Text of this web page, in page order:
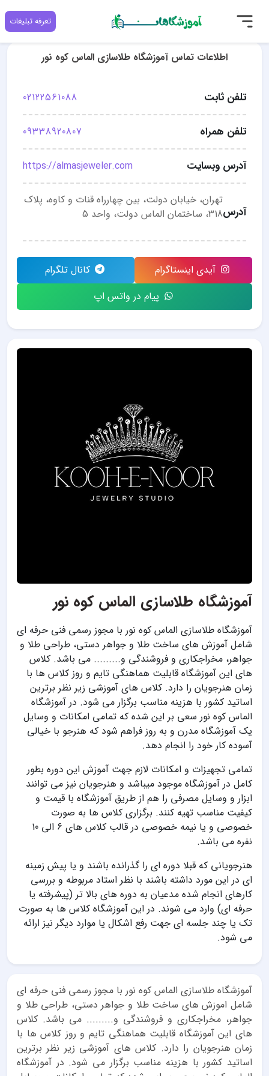
تعرفه تبلیغات
آموزشگاه طلاسازی الماس کوه نور
آموزشگاه طلاسازی الماس کوه نور با مجوز رسمی فنی حرفه ای
شامل آموزش های ساخت طلا و جواهر دستی، طراحی طلا و
جواهر، مخراجکاری و فروشندگی و......... می باشد. کلاس
های این آموزشگاه قابلیت هماهنگی تایم و روز کلاس ها با
زمان هنرجویان را دارد. کلاس های آموزشی زیر نظر برترین
اساتید کشور با هزینه مناسب برگزار می شود. در آموزشگاه
الماس کوه نور سعی بر این شده که تمامی امکانات و وسایل
یک آموزشگاه مدرن و به روز فراهم شود که هنرجو با خیالی
آسوده کار خود را انجام دهد.
تمامی تجهیزات و امکانات لازم جهت آموزش این دوره بطور
کامل در آموزشگاه موجود میباشد و هنرجویان نیز می توانند
ابزار و وسایل مصرفی را هم از طریق آموزشگاه با قیمت و
کیفیت مناسب تهیه کنند. برگزاری کلاس ها به صورت
نفره می باشد.
هنرجویانی که قبلا دوره ای را گذرانده باشند و یا پیش زمینه
ای در این مورد داشته باشند با نظر استاد مربوطه و بررسی
کارهای انجام شده مدعیان به دوره های بالا تر (پیشرفته یا
حرفه ای) وارد می شوند. در این آموزشگاه کلاس ها به صورت
تک یا چند جلسه ای جهت رفع اشکال یا موارد دیگر نیز ارائه
می شود.
آموزشگاه طلاسازی الماس کوه نور با مجوز رسمی فنی حرفه ای
شامل اموزش های ساخت طلا و جواهر دستی، طراحی طلا و
جواهر، مخراجکاری و فروشندگی و......... می باشد. کلاس
های این آموزشگاه قابلیت هماهنگی تایم و روز کلاس ها با
زمان هنرجویان را دارد. کلاس های آموزشی زیر نظر برترین
اساتید کشور با هزینه مناسب برگزار می شود. در آموزشگاه
اطلاعات تماس آموزشگاه طلاسازی الماس کوه نور
تلفن ثابت 02122561088
تلفن همراه 09338920807
آدرس وبسایت https://almasjeweler.com
آدرس
تهران، خیابان دولت، بین چهارراه قنات و کاوه، پلاک
318، ساختمان الماس دولت، واحد 5
آیدی اینستاگرام
کانال تلگرام
پیام در واتس اپ